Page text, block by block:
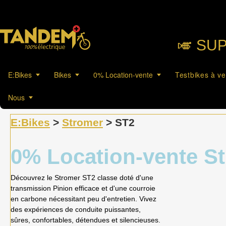
🎺︎
E:Bikes Bikes 0% Location-vente Testbikes à
Nous
E:Bikes > Stromer > ST2
0% Location-vente
Découvrez le Stromer ST2 classe doté d'une
transmission Pinion efficace et d'une courroie
en carbone nécessitant peu d'entretien. Vivez
des expériences de conduite puissantes,
sûres, confortables, détendues et silencieuses.